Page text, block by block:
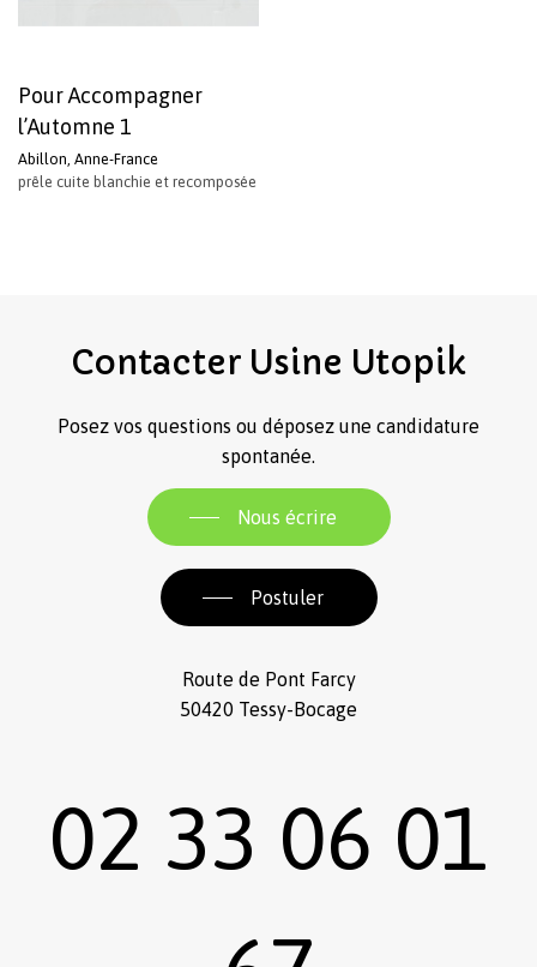
Pour Accompagner
l’Automne 1
Abillon, Anne-France
prêle cuite blanchie et recomposée
Contacter Usine Utopik
Posez vos questions ou déposez une candidature
spontanée.
Nous écrire
Postuler
Route de Pont Farcy
50420 Tessy-Bocage
02 33 06 01